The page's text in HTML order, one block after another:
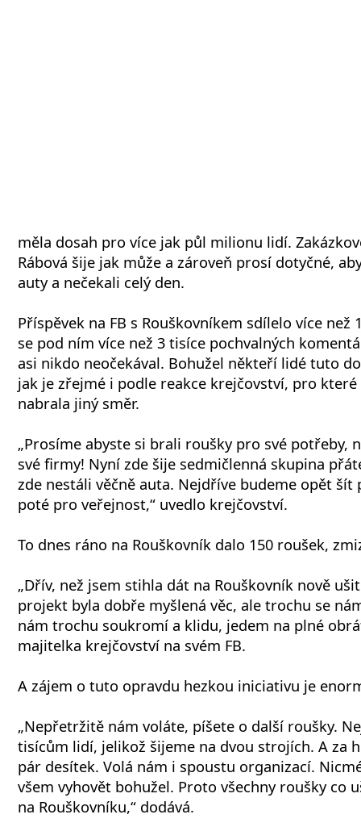
měla dosah pro více jak půl milionu lidí.
Rábová šije jak může a zároveň prosí dotyčné,
auty a nečekali celý den.
Příspěvek na FB s Rouškovníkem sdílelo více
se pod ním více než 3 tisíce pochvalných
asi nikdo neočekával. Bohužel někteří lidé tuto
jak je zřejmé i podle reakce krejčovství, pro
nabrala jiný směr.
„Prosíme abyste si brali roušky pro své potřeby,
své firmy! Nyní zde šije sedmičlenná skupina
zde nestáli věčně auta. Nejdříve budeme opět šít
poté pro veřejnost,“ uvedlo krejčovství.
To dnes ráno na Rouškovník dalo 150 roušek,
„Dřív, než jsem stihla dát na Rouškovník nově
projekt byla dobře myšlená věc, ale trochu se
nám trochu soukromí a klidu, jedem na plné
majitelka krejčovství na svém FB.
A zájem o tuto opravdu hezkou iniciativu je
„Nepřetržitě nám voláte, píšete o další roušky.
tisícům lidí, jelikož šijeme na dvou strojích. A za
pár desítek. Volá nám i spoustu organizací.
všem vyhovět bohužel. Proto všechny roušky co
na Rouškovníku,“ dodává.